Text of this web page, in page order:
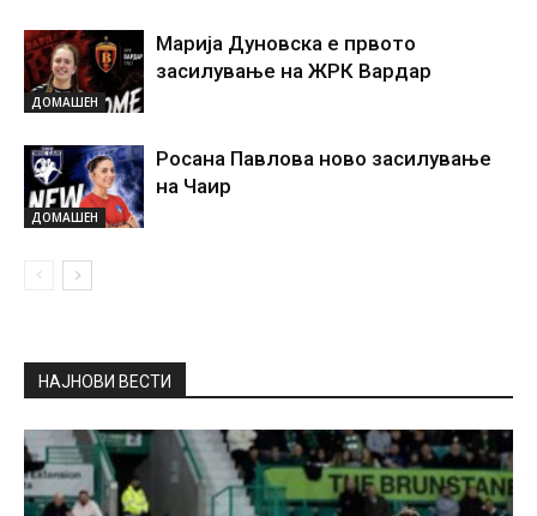
ДОМАШЕН
Марија Дуновска е првото
засилување на ЖРК Вардар
ДОМАШЕН
Росана Павлова ново засилување
на Чаир
НАЈНОВИ ВЕСТИ